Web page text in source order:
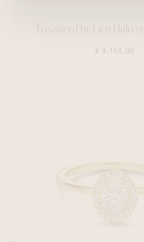
Treasured by Lien Halo
€ 3.155,00